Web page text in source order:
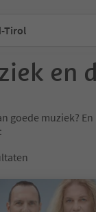
Tirol
en
goede muziek?